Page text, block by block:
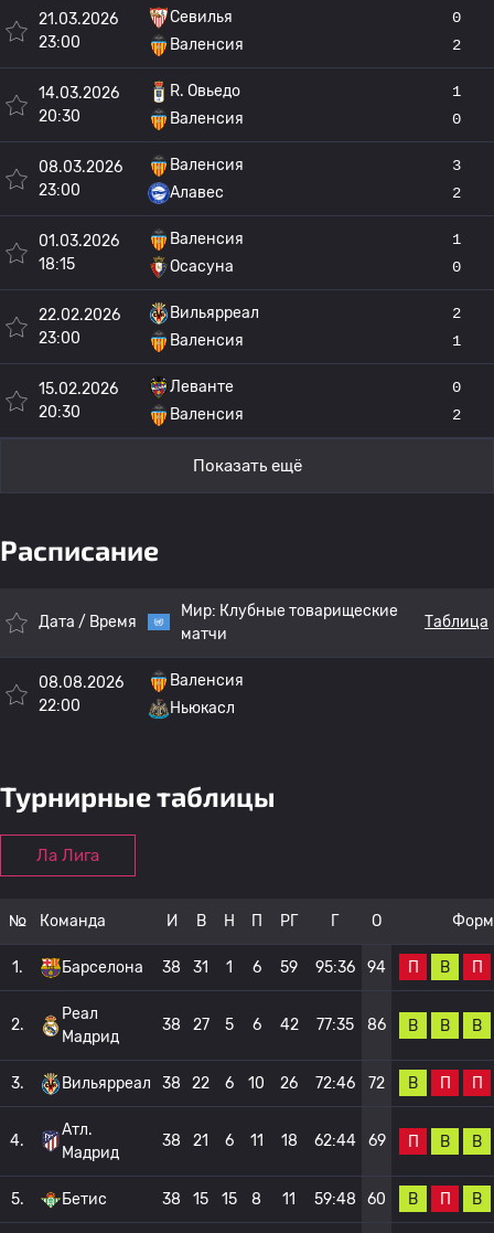
21.03.2026
23:00
Севилья
Валенсия
0
2
14.03.2026
20:30
R. Овьедо
Валенсия
1
0
08.03.2026
23:00
Валенсия
Алавес
3
2
01.03.2026
18:15
Валенсия
Осасуна
1
0
22.02.2026
23:00
Вильярреал
Валенсия
2
1
15.02.2026
20:30
Леванте
Валенсия
0
2
Показать ещё
Расписание
Дата / Время
Мир: Клубные товарищеские
матчи
Таблица
08.08.2026
22:00
Валенсия
Ньюкасл
Турнирные таблицы
Ла Лига
№ Команда И В Н П РГ Г О
1. Барселона 38 31 1 6 59 95:36 94 П В П
2.
Реал
Мадрид
38 27 5 6 42 77:35 86 В В В
3. Вильярреал 38 22 6 10 26 72:46 72 В П П
4.
Атл.
Мадрид
38 21 6 11 18 62:44 69 П В В
5. Бетис 38 15 15 8 11 59:48 60 В П В